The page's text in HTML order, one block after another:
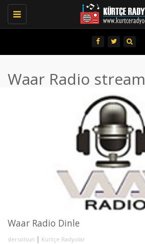
Toggle
navigation
Waar Radio stream
Waar Radio Dinle
dersolsun | Kürtçe Radyolar